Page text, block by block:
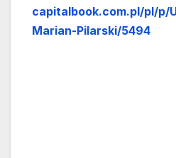
capitalbook.com.pl/pl/p/
Marian-Pilarski/5494